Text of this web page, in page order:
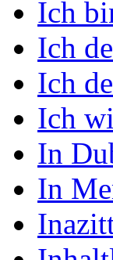
Ich
Ich
Ich
Ich
In
In